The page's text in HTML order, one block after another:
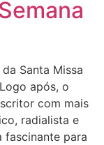
Santa Missa
após, o
com mais
radialista e
fascinante para